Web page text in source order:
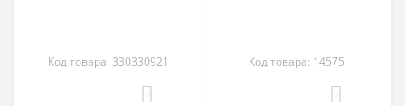
Код товара: 330330921 Код товара: 14575